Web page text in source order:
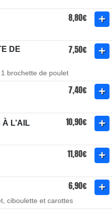
8,80€
DE
7,50€
brochette de poulet
7,40€
L’AIL 10,90€
11,80€
6,90€
ciboulette et carottes